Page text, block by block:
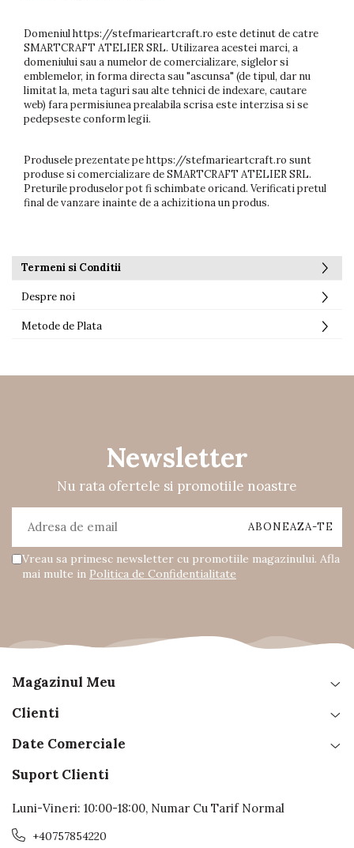
Domeniul https://stefmarieartcraft.ro este detinut de catre
SMARTCRAFT ATELIER SRL. Utilizarea acestei marci, a
domeniului sau a numelor de comercializare, siglelor si
emblemelor, in forma directa sau "ascunsa" (de tipul, dar nu
limitat la, meta taguri sau alte tehnici de indexare, cautare
web) fara permisiunea prealabila scrisa este interzisa si se
pedepseste conform legii.
Produsele prezentate pe https://stefmarieartcraft.ro sunt
produse si comercializare de SMARTCRAFT ATELIER SRL.
Preturile produselor pot fi schimbate oricand. Verificati pretul
final de vanzare inainte de a achizitiona un produs.
Termeni si Conditii
Despre noi
Metode de Plata
Newsletter
Nu rata ofertele si promotiile noastre
Vreau sa primesc newsletter cu promotiile magazinului. Afla
mai multe in Politica de Confidentialitate
Magazinul Meu
Clienti
Date Comerciale
Suport Clienti
Luni-Vineri: 10:00-18:00, Numar Cu Tarif Normal
+40757854220